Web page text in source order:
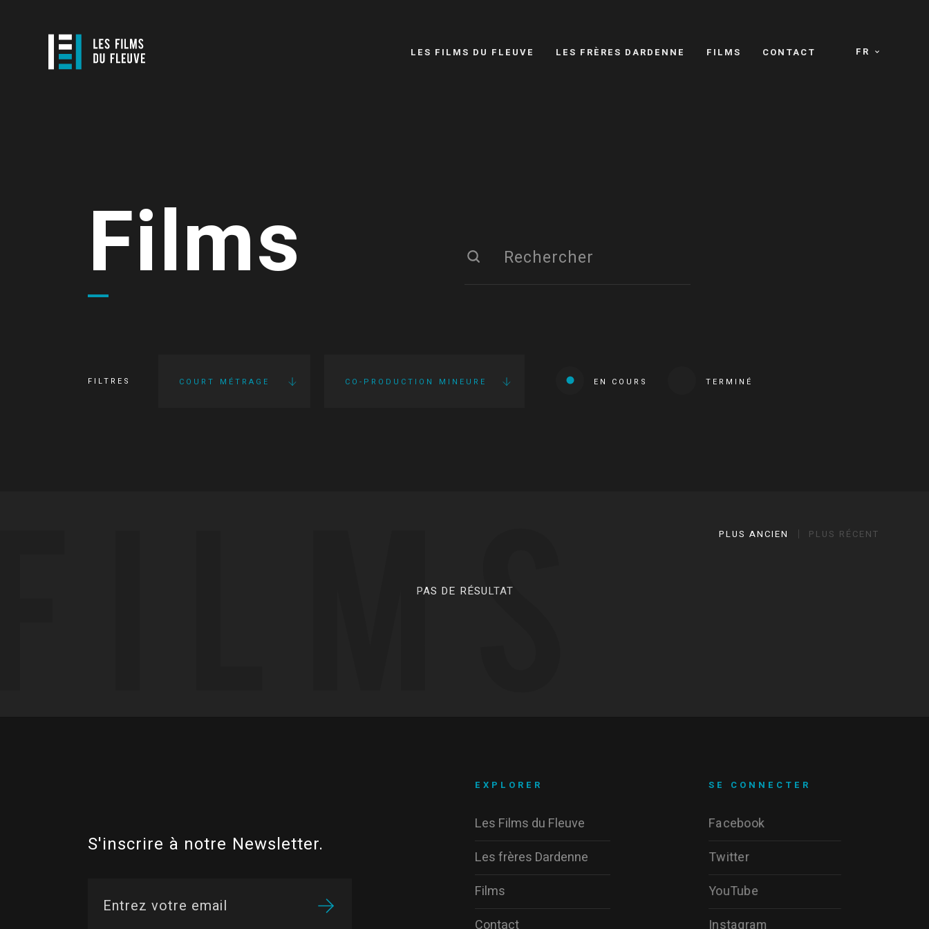
FR
LES FILMS DU FLEUVE LES FRÈRES DARDENNE FILMS CONTACT
Films
FILTRES COURT MÉTRAGE CO-PRODUCTION MINEURE EN COURS TERMINÉ
PLUS ANCIEN PLUS RÉCENT
PAS DE RÉSULTAT
S'inscrire à notre Newsletter.
SE CONNECTER
Facebook
Twitter
YouTube
Instagram
EXPLORER
Les Films du Fleuve
Les frères Dardenne
Films
Contact